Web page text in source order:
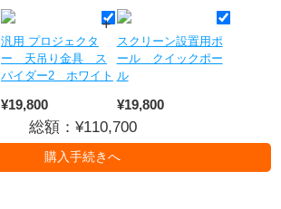
汎用 プロジェクタ
ー 天吊り金具 ス
パイダー2 ホワイト
¥19,800
スクリーン設置用ポ
ール クイックポー
ル
¥19,800
総額：¥110,700